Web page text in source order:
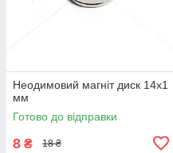
Неодимовий магніт диск 14х1
мм
Готово до відправки
8 ₴ 18 ₴